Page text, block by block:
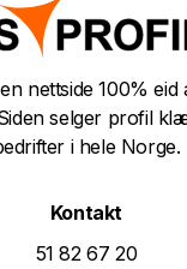
nettside 100%
selger profil
i hele Norge.
Kontakt
51 82 67 20